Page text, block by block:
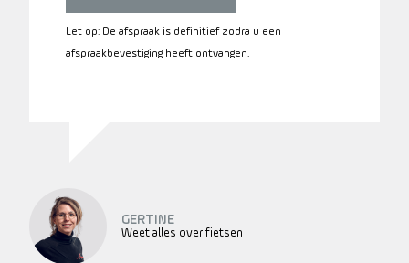
Let op: De afspraak is definitief zodra u een
afspraakbevestiging heeft ontvangen.
GERTINE
Weet alles over fietsen